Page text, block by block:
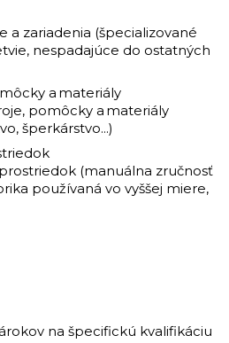
a zariadenia (špecializované
nespadajúce do ostatných
a materiály
pomôcky a materiály
šperkárstvo...)
(manuálna zručnosť
používaná vo vyššej miere,
na špecifickú kvalifikáciu